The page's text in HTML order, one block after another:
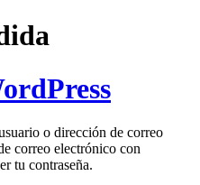
o dirección de correo
correo electrónico con
tu contraseña.